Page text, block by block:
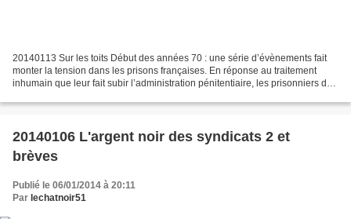
20140113 Sur les toits Début des années 70 : une série d’évènements fait
monter la tension dans les prisons françaises. En réponse au traitement
inhumain que leur fait subir l’administration pénitentiaire, les prisonniers de
20140106 L'argent noir des syndicats 2 et
brèves
Publié le 06/01/2014 à 20:11
Par lechatnoir51